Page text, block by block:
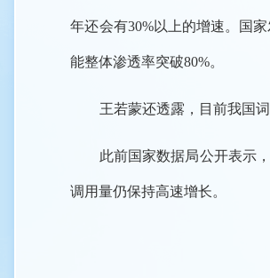
年还会有30%以上的增速。国
能整体渗透率突破80%。
王若蒙还透露，目前我国
此前国家数据局公开表示
调用量仍保持高速增长。